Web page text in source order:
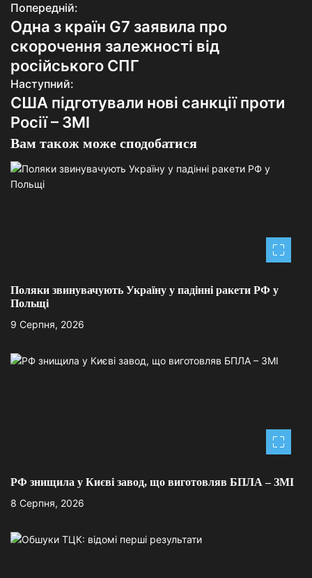
Н
а
в
і
г
а
ц
п
и
с
Попередній:
Одна з країн G7 заявила про
скорочення залежності від
російського СПГ
Наступний:
США підготували нові санкції проти
Росії – ЗМІ
Вам також може сподобатися
Поляки звинувачують Україну у падінні ракети РФ у
Польщі
9 Серпня, 2026
РФ знищила у Києві завод, що виготовляв БПЛА – ЗМІ
8 Серпня, 2026